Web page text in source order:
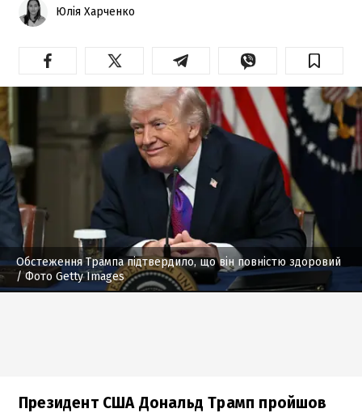
Юлія Харченко
Обстеження Трампа підтвердило, що він повністю здоровий
/ Фото Getty Images
Президент США Дональд Трамп пройшов